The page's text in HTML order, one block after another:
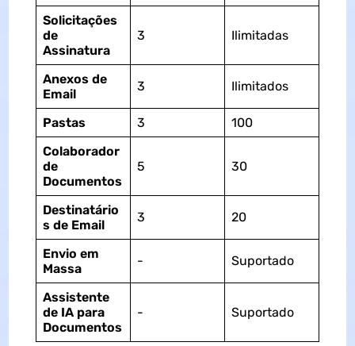
Solicitações
de
Assinatura
3 Ilimitadas
Anexos de
Email
3 Ilimitados
Pastas 3
100
Colaborador
de
Documentos
5 30
Destinatário
s de Email
3 20
Envio em
Massa
- Suportado
Assistente
de IA para
Documentos
- Suportado